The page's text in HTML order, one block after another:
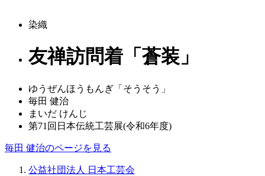
染織
友禅訪問着「蒼装」
ゆうぜんほうもんぎ「そうそう」
毎田 健治
まいだ けんじ
第71回日本伝統工芸展(令和6年度)
毎田 健治のページを見る
公益社団法人 日本工芸会